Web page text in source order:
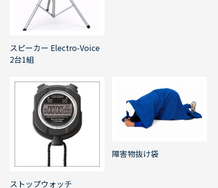
スピーカー Electro-Voice
2台1組
ストップウォッチ
障害物抜け袋